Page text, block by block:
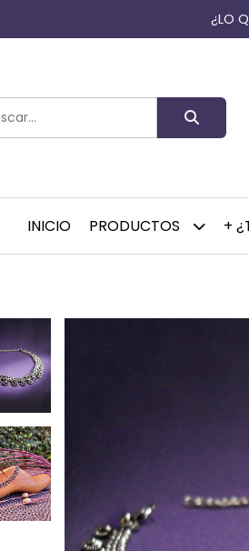
¿LO
INICIO PRODUCTOS +